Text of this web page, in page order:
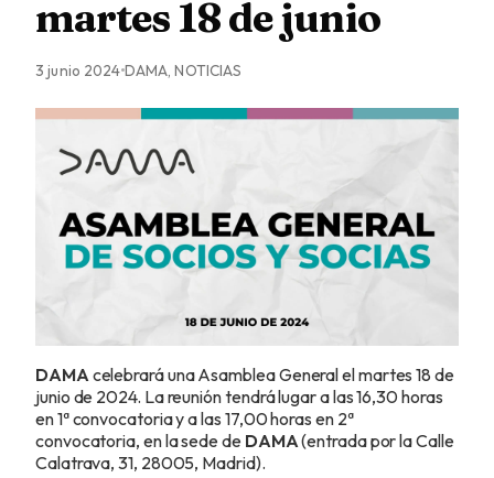
martes 18 de junio
3 junio 2024 DAMA, NOTICIAS
DAMA celebrará una Asamblea General el martes 18 de
junio de 2024. La reunión tendrá lugar a las 16,30 horas
en 1ª convocatoria y a las 17,00 horas en 2ª
convocatoria, en la sede de DAMA(entrada por la Calle
Calatrava, 31, 28005, Madrid).